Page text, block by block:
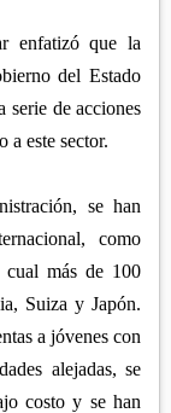
enfatizó que la
del Estado
serie de acciones
a este sector.
se han
como
cual más de 100
Suiza y Japón.
a jóvenes con
alejadas, se
costo y se han